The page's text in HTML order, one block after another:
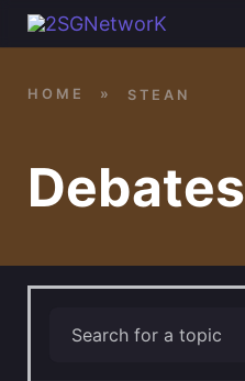
Skip to main content
Debates
HOME » STEAN